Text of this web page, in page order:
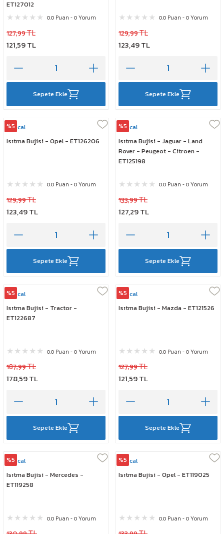
ET127012
0.0 Puan - 0 Yorum
127,99 TL
121,59 TL
Sepete Ekle
0.0 Puan - 0 Yorum
129,99 TL
123,49 TL
Sepete Ekle
%5
Rescal
Isıtma Bujisi - Opel - ET126206
0.0 Puan - 0 Yorum
129,99 TL
123,49 TL
Sepete Ekle
%5
Rescal
Isıtma Bujisi - Jaguar - Land
Rover - Peugeot - Citroen -
ET125198
0.0 Puan - 0 Yorum
133,99 TL
127,29 TL
Sepete Ekle
%5
Rescal
Isıtma Bujisi - Tractor -
ET122687
0.0 Puan - 0 Yorum
187,99 TL
178,59 TL
Sepete Ekle
%5
Rescal
Isıtma Bujisi - Mazda - ET121526
0.0 Puan - 0 Yorum
127,99 TL
121,59 TL
Sepete Ekle
%5
Rescal
Isıtma Bujisi - Mercedes -
ET119258
0.0 Puan - 0 Yorum
%5
Rescal
Isıtma Bujisi - Opel - ET119025
0.0 Puan - 0 Yorum